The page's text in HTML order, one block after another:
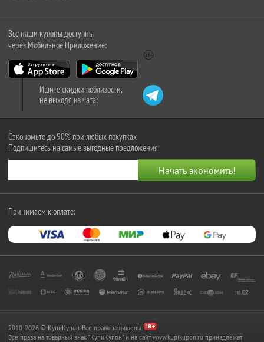
Все наши купоны доступны
через Мобильное Приложение:
Ищите скидки поблизости,
не выходя из чата:
Сэкономьте до 90% при любых покупках
Подпишитесь на самые выгодные предложения
Принимаем к оплате:
2010-2026 © КупиКупон. Все права защищены.
Все права на товарный знак "КупиКупон" и на сайт www.kupikupon.ru принадлежат